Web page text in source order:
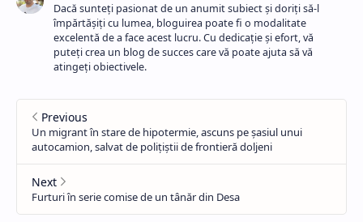
Dacă sunteți pasionat de un anumit subiect și doriți să-l
împărtășiți cu lumea, bloguirea poate fi o modalitate
excelentă de a face acest lucru. Cu dedicație și efort, vă
puteți crea un blog de succes care vă poate ajuta să vă
atingeți obiectivele.